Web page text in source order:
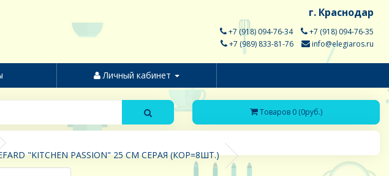
г. Краснодар
+7 (918) 094-76-34
+7 (918) 094-76-35
+7 (989) 833-81-76
info@elegiaros.ru
Личный кабинет
Товаров 0 (0руб.)
"KITCHEN PASSION" 25 СМ СЕРАЯ (КОР=8ШТ.)